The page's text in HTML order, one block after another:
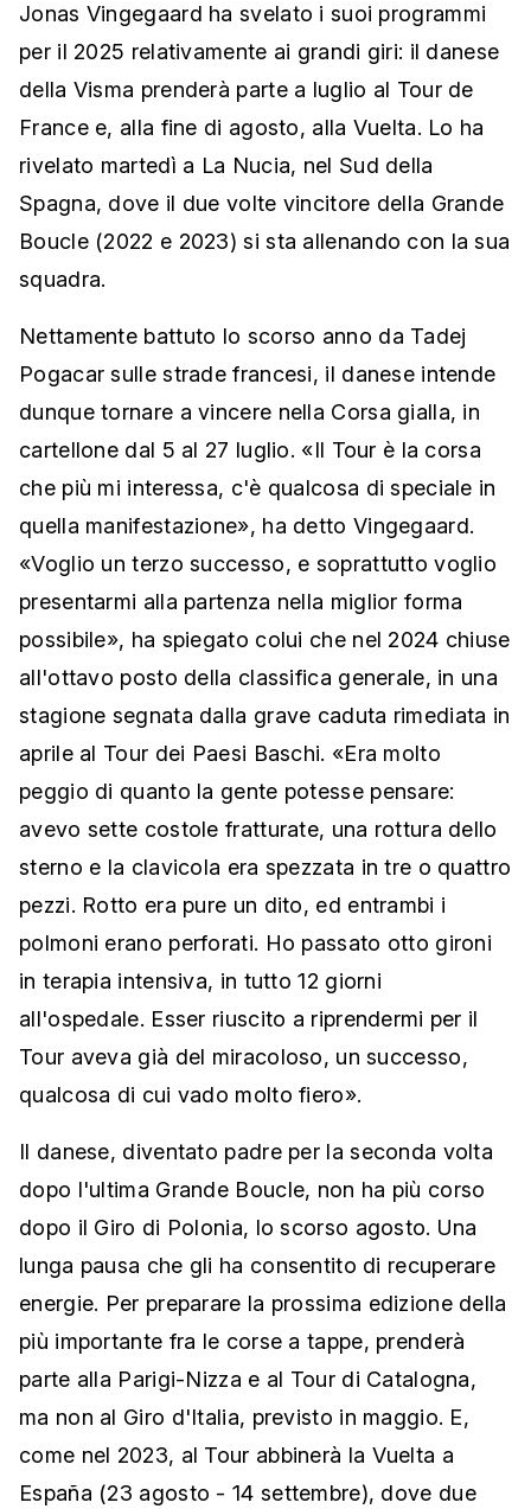
Jonas Vingegaard ha svelato i suoi programmi
per il 2025 relativamente ai grandi giri: il danese
della Visma prenderà parte a luglio al Tour de
France e, alla fine di agosto, alla Vuelta. Lo ha
rivelato martedì a La Nucia, nel Sud della
Spagna, dove il due volte vincitore della Grande
Boucle (2022 e 2023) si sta allenando con la sua
squadra.
Nettamente battuto lo scorso anno da Tadej
Pogacar sulle strade francesi, il danese intende
dunque tornare a vincere nella Corsa gialla, in
cartellone dal 5 al 27 luglio. «Il Tour è la corsa
che più mi interessa, c'è qualcosa di speciale in
quella manifestazione», ha detto Vingegaard.
«Voglio un terzo successo, e soprattutto voglio
presentarmi alla partenza nella miglior forma
possibile», ha spiegato colui che nel 2024 chiuse
all'ottavo posto della classifica generale, in una
stagione segnata dalla grave caduta rimediata in
aprile al Tour dei Paesi Baschi. «Era molto
peggio di quanto la gente potesse pensare:
avevo sette costole fratturate, una rottura dello
sterno e la clavicola era spezzata in tre o quattro
pezzi. Rotto era pure un dito, ed entrambi i
polmoni erano perforati. Ho passato otto gironi
in terapia intensiva, in tutto 12 giorni
all'ospedale. Esser riuscito a riprendermi per il
Tour aveva già del miracoloso, un successo,
qualcosa di cui vado molto fiero».
Il danese, diventato padre per la seconda volta
dopo l'ultima Grande Boucle, non ha più corso
dopo il Giro di Polonia, lo scorso agosto. Una
lunga pausa che gli ha consentito di recuperare
energie. Per preparare la prossima edizione della
più importante fra le corse a tappe, prenderà
parte alla Parigi-Nizza e al Tour di Catalogna,
ma non al Giro d'Italia, previsto in maggio. E,
come nel 2023, al Tour abbinerà la Vuelta a
España (23 agosto - 14 settembre), dove due